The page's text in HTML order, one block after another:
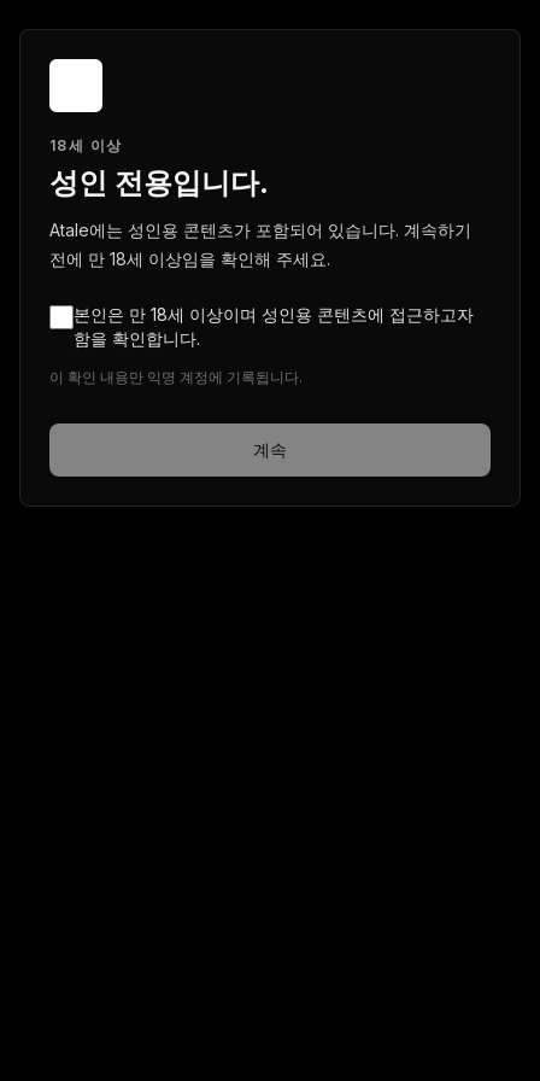
18세 이상
성인 전용입니다.
Atale에는 성인용 콘텐츠가 포함되어 있습니다. 계속하기
전에 만 18세 이상임을 확인해 주세요.
본인은 만 18세 이상이며 성인용 콘텐츠에 접근하고자
함을 확인합니다.
이 확인 내용만 익명 계정에 기록됩니다.
계속